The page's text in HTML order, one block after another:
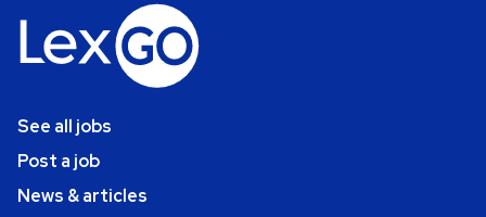
See all jobs
Post a job
News & articles